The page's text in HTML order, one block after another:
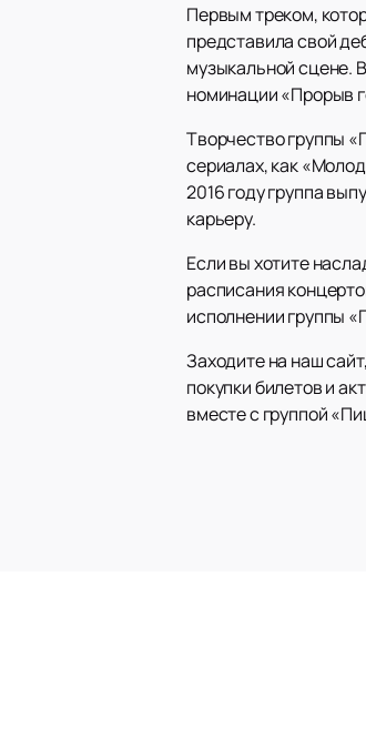
Первым треком,
представила свой
музыкальной сцене.
номинации «Прорыв
Творчество группы
сериалах, как
2016 году группа
карьеру.
Если вы хотите
расписания
исполнении группы
Заходите на наш
покупки билетов и
вместе с группой